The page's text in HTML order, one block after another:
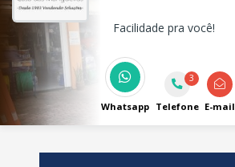
Facilidade pra você!
Whatsapp
3
Telefone E-mail